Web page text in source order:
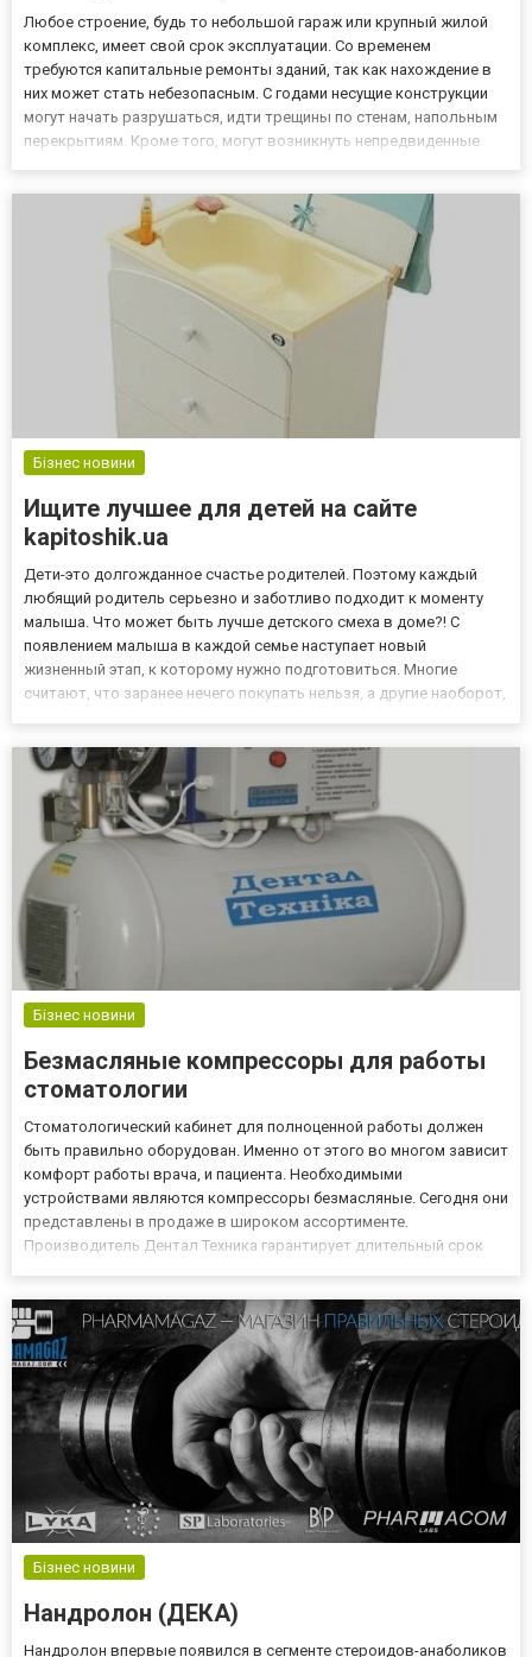
Любое строение, будь то небольшой гараж или крупный жилой
комплекс, имеет свой срок эксплуатации. Со временем
требуются капитальные ремонты зданий, так как нахождение в
них может стать небезопасным. С годами несущие конструкции
могут начать разрушаться, идти трещины по стенам, напольным
перекрытиям. Кроме того, могут возникнуть непредвиденные
Бізнес новини
Ищите лучшее для детей на сайте
kapitoshik.ua
Дети-это долгожданное счастье родителей. Поэтому каждый
любящий родитель серьезно и заботливо подходит к моменту
малыша. Что может быть лучше детского смеха в доме?! С
появлением малыша в каждой семье наступает новый
жизненный этап, к которому нужно подготовиться. Многие
считают, что заранее нечего покупать нельзя, а другие наоборот,
остальное....
Бізнес новини
Безмасляные компрессоры для работы
стоматологии
Стоматологический кабинет для полноценной работы должен
быть правильно оборудован. Именно от этого во многом зависит
комфорт работы врача, и пациента. Необходимыми
устройствами являются компрессоры безмасляные. Сегодня они
представлены в продаже в широком ассортименте.
Производитель Дентал Техника гарантирует длительный срок
устройства сделает ра...
Бізнес новини
Нандролон (ДЕКА)
Нандролон впервые появился в сегменте стероидов-анаболиков